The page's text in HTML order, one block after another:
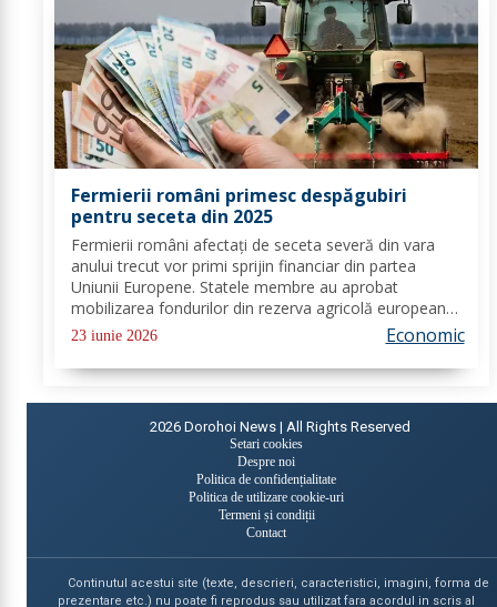
Fermierii români primesc despăgubiri
pentru seceta din 2025
Fermierii români afectați de seceta severă din vara
anului trecut vor primi sprijin financiar din partea
Uniunii Europene. Statele membre au aprobat
mobilizarea fondurilor din rezerva agricolă europeană,
iar României îi revin 14,8 milioane de euro pentru
23 iunie 2026 Economic
2026 Dorohoi News | All Rights Reserved
Setari cookies
Despre noi
Politica de confidențialitate
Politica de utilizare cookie-uri
Termeni și condiții
Contact
Continutul acestui site (texte, descrieri, caracteristici, imagini, forma de
prezentare etc.) nu poate fi reprodus sau utilizat fara acordul in scris al